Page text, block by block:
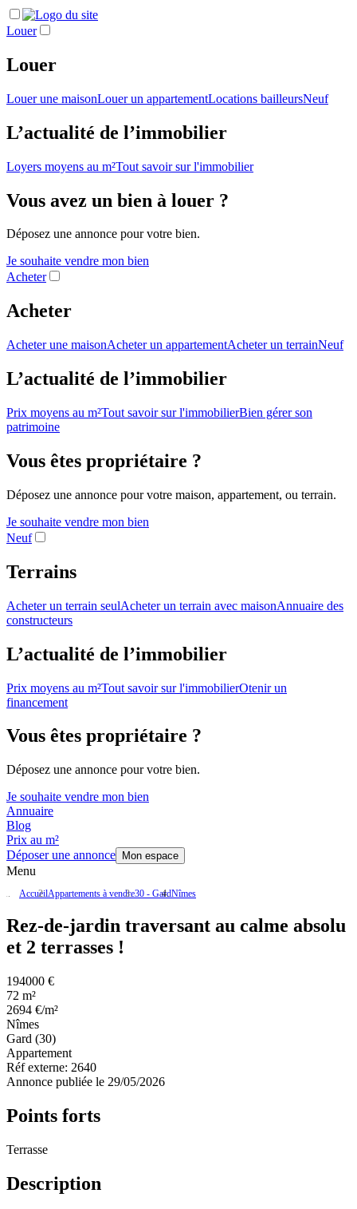
Louer
Louer
Louer une maisonLouer un appartementLocations bailleursNeuf
L’actualité de l’immobilier
Loyers moyens au m²Tout savoir sur l'immobilier
Vous avez un bien à louer ?
Déposez une annonce pour votre bien.
Je souhaite vendre mon bien
Acheter
Acheter
Acheter une maisonAcheter un appartementAcheter un terrainNeuf
L’actualité de l’immobilier
Prix moyens au m²Tout savoir sur l'immobilierBien gérer son
patrimoine
Vous êtes propriétaire ?
Déposez une annonce pour votre maison, appartement, ou terrain.
Je souhaite vendre mon bien
Neuf
Terrains
Acheter un terrain seulAcheter un terrain avec maisonAnnuaire des
constructeurs
L’actualité de l’immobilier
Prix moyens au m²Tout savoir sur l'immobilierOtenir un
financement
Vous êtes propriétaire ?
Déposez une annonce pour votre bien.
Je souhaite vendre mon bien
Annuaire
Blog
Prix au m²
Déposer une annonce
Mon espace
Menu
AccueilAppartements à vendre30 - GardNîmes
Rez-de-jardin traversant au calme absolu
et 2 terrasses !
194000 €
72 m²
2694 €/m²
Nîmes
Gard (30)
Appartement
Réf externe: 2640
Annonce publiée le 29/05/2026
Points forts
Terrasse
Description